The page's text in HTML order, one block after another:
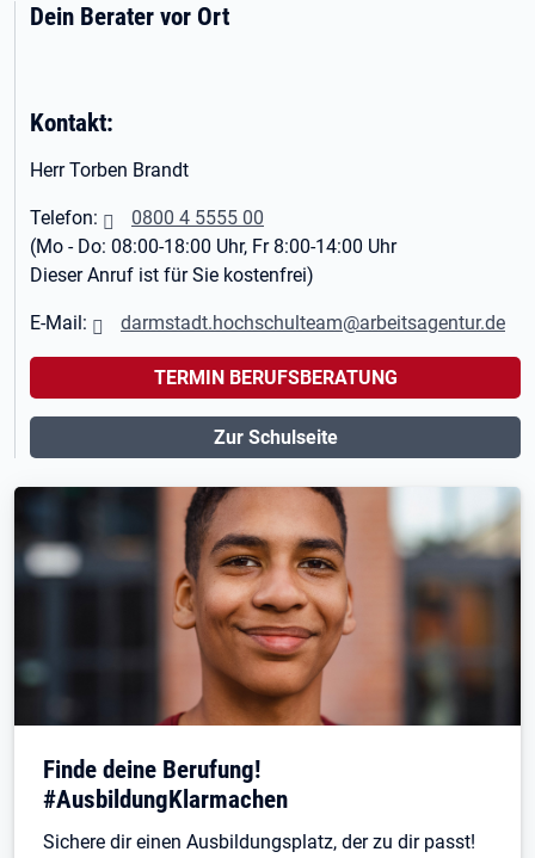
Dein Berater vor Ort
Kontakt:
Herr Torben Brandt
Telefon:
0800 4 5555 00
(Mo - Do: 08:00-18:00 Uhr, Fr 8:00-14:00 Uhr
Dieser Anruf ist für Sie kostenfrei)
E-Mail: darmstadt.hochschulteam@arbeitsagentur.de
TERMIN BERUFSBERATUNG
Zur Schulseite
Finde deine Berufung!
#AusbildungKlarmachen
Sichere dir einen Ausbildungsplatz, der zu dir passt!